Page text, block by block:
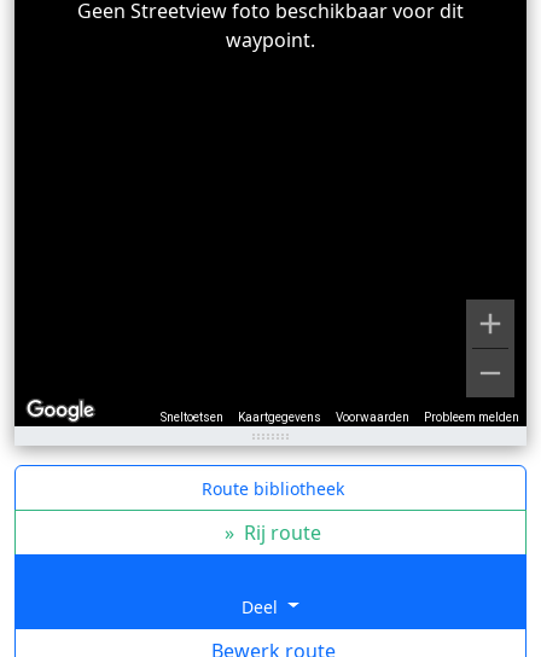
Sneltoetsen Kaartgegevens Voorwaarden Probleem melden
Geen Streetview foto beschikbaar voor dit
waypoint.
Route bibliotheek
» Rij route
Deel
Bewerk route